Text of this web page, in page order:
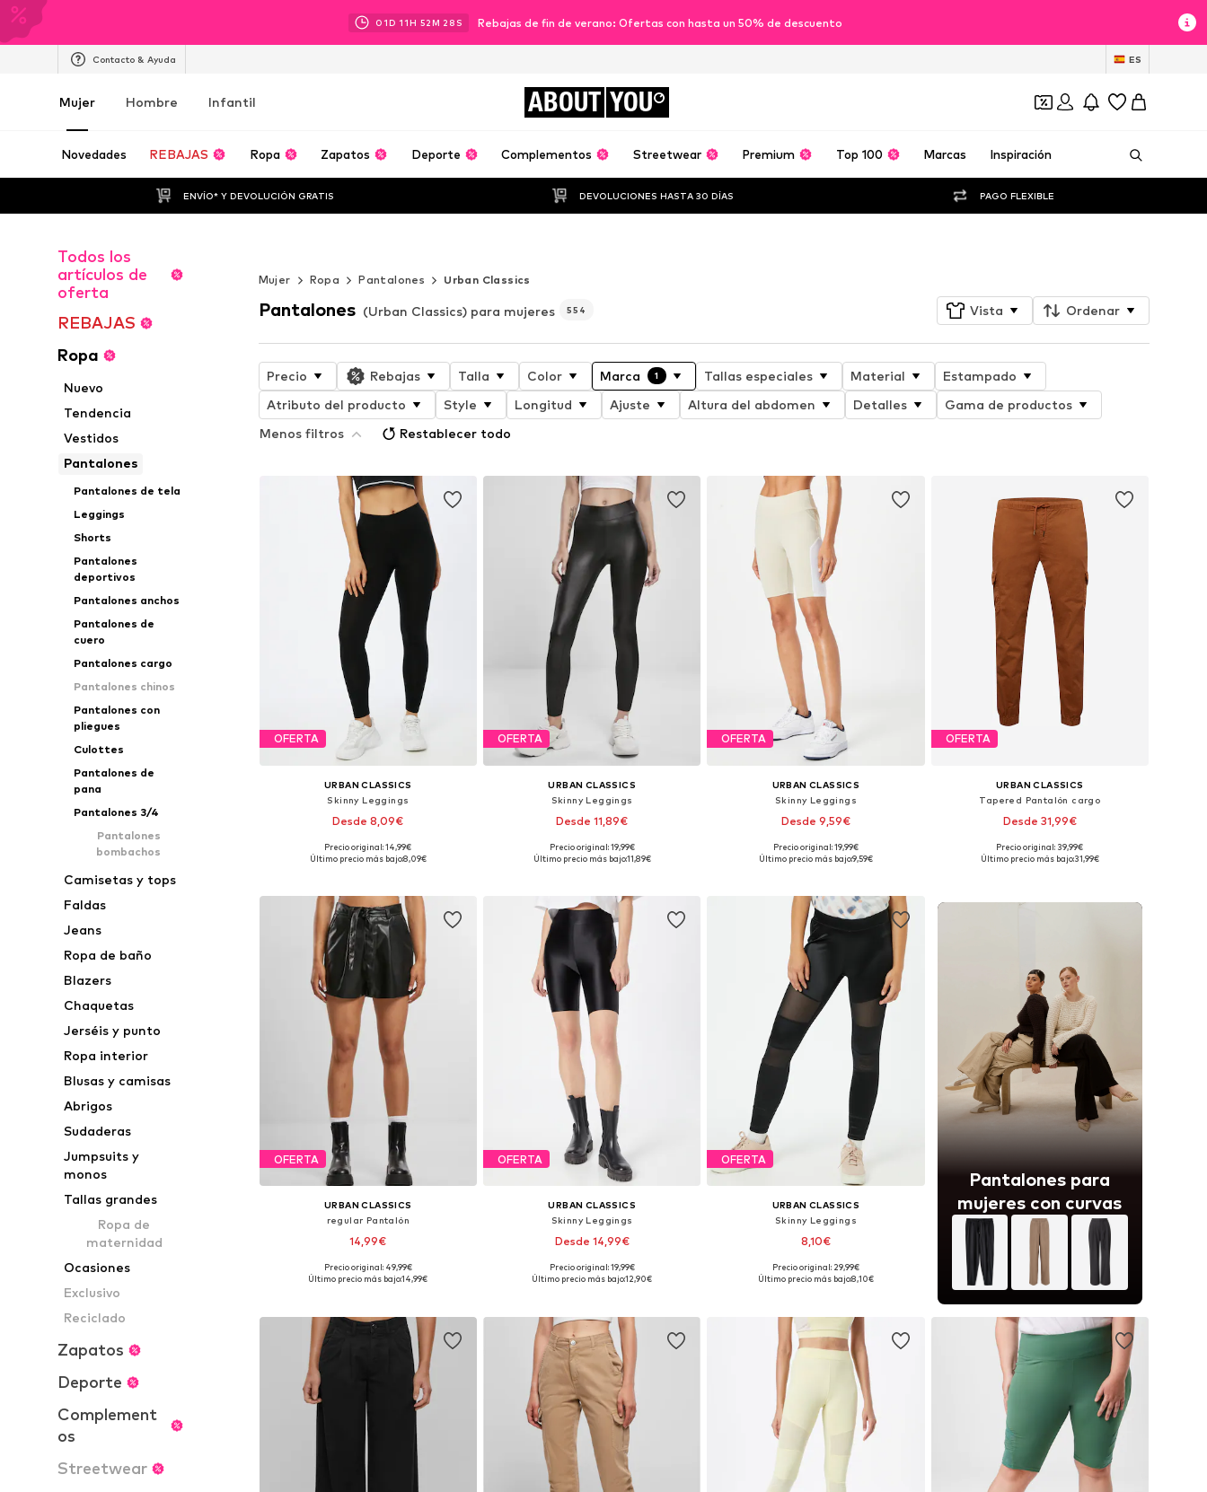
01D 11H 52M 26 S Rebajas de fin de verano: Ofertas con hasta un 50% de descuento
Contacto & Ayuda ES
Mujer Hombre Infantil ABOUT YOU
Novedades REBAJAS Ropa Zapatos Deporte Complementos Streetwear Premium Top 100 Marcas Inspiración
ENVÍO* Y DEVOLUCIÓN GRATIS DEVOLUCIONES HASTA 30 DÍAS PAGO FLEXIBLE
Todos los
artículos de
oferta
REBAJAS
Ropa
Nuevo
Tendencia
Vestidos
Pantalones
Pantalones de tela
Leggings
Shorts
Pantalones
deportivos
Pantalones anchos
Pantalones de
cuero
Pantalones cargo
Pantalones chinos
Pantalones con
pliegues
Culottes
Pantalones de
pana
Pantalones 3/4
Pantalones
bombachos
Camisetas y tops
Faldas
Jeans
Ropa de baño
Blazers
Chaquetas
Jerséis y punto
Ropa interior
Blusas y camisas
Abrigos
Sudaderas
Jumpsuits y
monos
Tallas grandes
Ropa de
maternidad
Ocasiones
Exclusivo
Reciclado
Zapatos
Deporte
Complement
os
Streetwear
Mujer
Ropa Pantalones Urban Classics
Pantalones (Urban Classics) para mujeres 554 Vista Ordenar
Precio Rebajas Talla Color Marca 1 Tallas especiales Material
Estampado
Atributo del producto
Style Longitud Ajuste Altura del abdomen Detalles
Gama de productos
Menos filtros
Restablecer todo
OFERTA
URBAN CLASSICS
Skinny Leggings
Desde 8,09€
Disponible en muchas tallas
Precio original: 14,99€
Último precio más bajo:8,09€
OFERTA
URBAN CLASSICS
Skinny Leggings
Desde 11,89€
Disponible en muchas tallas
Precio original: 19,99€
Último precio más bajo:11,89€
OFERTA
URBAN CLASSICS
Skinny Leggings
Desde 9,59€
+1
Tallas disponibles: XS, S, M, L
Precio original: 19,99€
Último precio más bajo:9,59€
OFERTA
URBAN CLASSICS
Tapered Pantalón cargo
Desde 31,99€
+2
Disponible en muchas tallas
Precio original: 39,99€
Último precio más bajo:31,99€
OFERTA
URBAN CLASSICS
regular Pantalón
14,99€
Tallas disponibles: 38, 38, 40, 42, 44
Precio original: 49,99€
Último precio más bajo:14,99€
OFERTA
URBAN CLASSICS
Skinny Leggings
Desde 14,99€
Disponible en muchas tallas
Precio original: 19,99€
Último precio más bajo:12,90€
OFERTA
URBAN CLASSICS
Skinny Leggings
8,10€
Tallas disponibles: XS, S, M
Precio original: 29,99€
Último precio más bajo:8,10€
Pantalones para
mujeres con curvas